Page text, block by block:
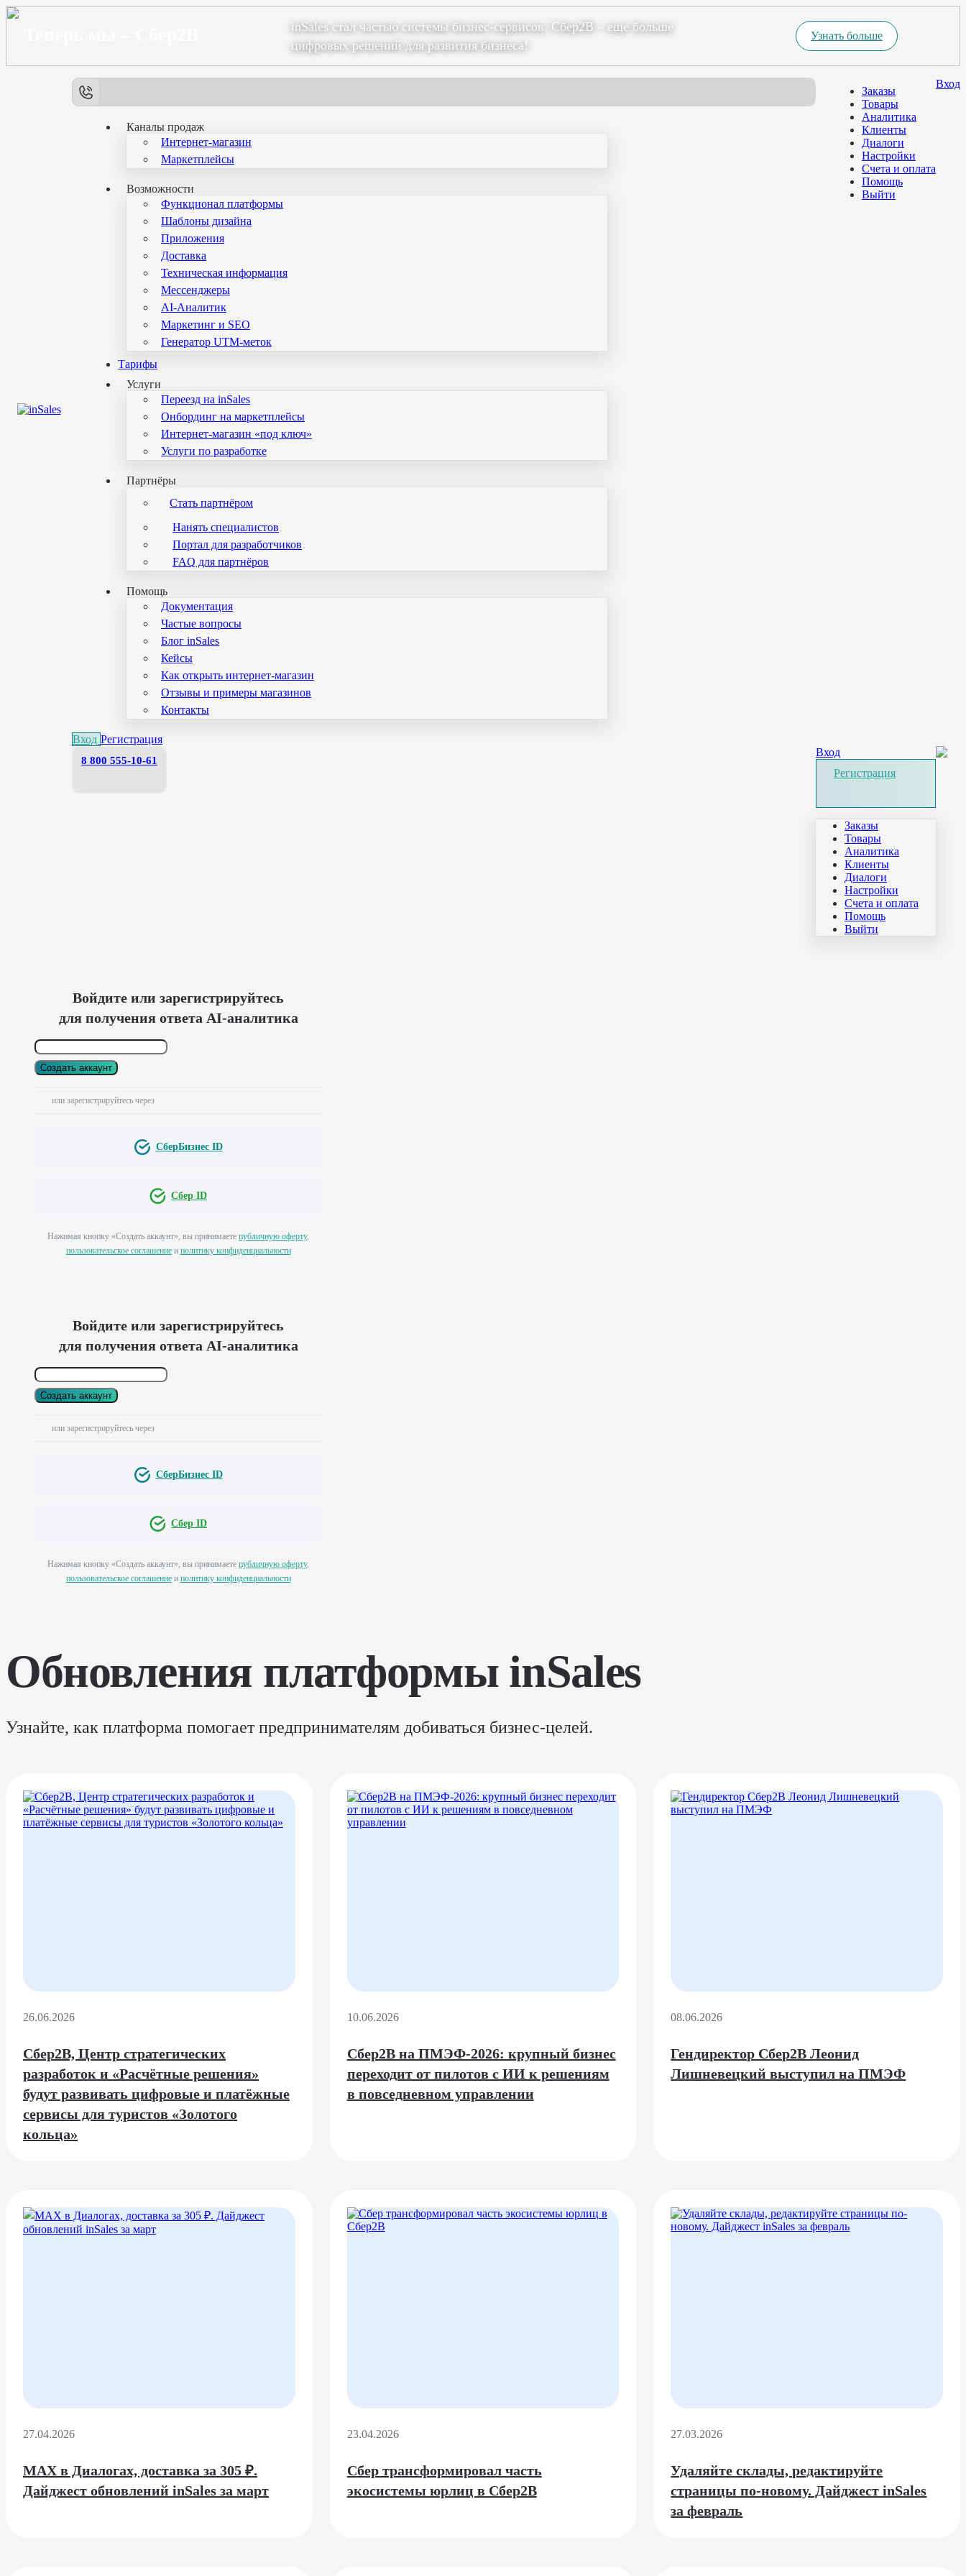
inSales стал частью системы бизнес-сервисов. Сбер2В – еще больше
цифровых решений для развития бизнеса!
Узнать больше
Каналы продаж
Интернет-магазин
Маркетплейсы
Возможности
Функционал платформы
Шаблоны дизайна
Приложения
Доставка
Техническая информация
Мессенджеры
AI-Аналитик
Маркетинг и SEO
Генератор UTM-меток
Тарифы
Услуги
Переезд на inSales
Онбординг на маркетплейсы
Интернет-магазин «под ключ»
Услуги по разработке
Партнёры
Стать партнёром
Нанять специалистов
Портал для разработчиков
FAQ для партнёров
Помощь
Документация
Частые вопросы
Блог inSales
Кейсы
Как открыть интернет-магазин
Отзывы и примеры магазинов
Контакты
Вход Регистрация
Заказы
Товары
Аналитика
Клиенты
Диалоги
Настройки
Счета и оплата
Помощь
Выйти
Вход
8 800 555-10-61
Вход
Регистрация
Заказы
Товары
Аналитика
Клиенты
Диалоги
Настройки
Счета и оплата
Помощь
Выйти
Войдите или зарегистрируйтесь
для получения ответа AI-аналитика
Создать аккаунт
или зарегистрируйтесь через
СберБизнес ID
Сбер ID
Нажимая кнопку «Создать аккаунт», вы принимаете публичную оферту,
пользовательское соглашениеи политику конфиденциальности
Войдите или зарегистрируйтесь
для получения ответа AI-аналитика
Создать аккаунт
или зарегистрируйтесь через
СберБизнес ID
Сбер ID
Нажимая кнопку «Создать аккаунт», вы принимаете публичную оферту,
пользовательское соглашениеи политику конфиденциальности
Обновления платформы inSales
Узнайте, как платформа помогает предпринимателям добиваться бизнес-целей.
26.06.2026
Сбер2B, Центр стратегических
разработок и «Расчётные решения»
будут развивать цифровые и платёжные
сервисы для туристов «Золотого
кольца»
10.06.2026
Сбер2B на ПМЭФ-2026: крупный бизнес
переходит от пилотов с ИИ к решениям
в повседневном управлении
08.06.2026
Гендиректор Сбер2B Леонид
Лишневецкий выступил на ПМЭФ
27.04.2026
MAX в Диалогах, доставка за 305 ₽.
Дайджест обновлений inSales за март
23.04.2026
Сбер трансформировал часть
экосистемы юрлиц в Сбер2В
27.03.2026
Удаляйте склады, редактируйте
страницы по-новому. Дайджест inSales
за февраль